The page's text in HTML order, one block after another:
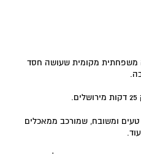
משפחתית מקומית שעושה חסד
טעים ומשובח, שמורכב ממאכלים
המפורסמים של האזור,